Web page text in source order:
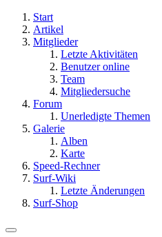
Start
Artikel
Mitglieder
Letzte Aktivitäten
Benutzer online
Team
Mitgliedersuche
Forum
Unerledigte Themen
Galerie
Alben
Karte
Speed-Rechner
Surf-Wiki
Letzte Änderungen
Surf-Shop